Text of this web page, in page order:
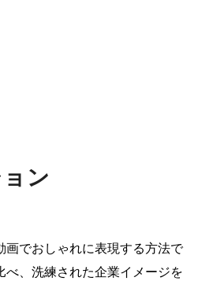
ン
画でおしゃれに表現する方法で
、洗練された企業イメージを